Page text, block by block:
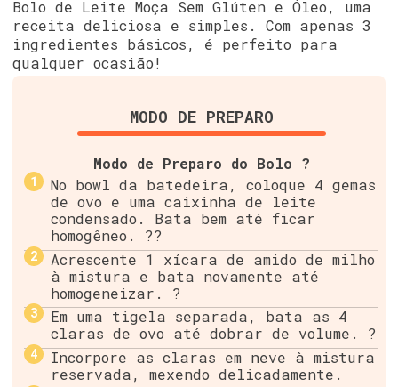
Bolo de Leite Moça Sem Glúten e Óleo, uma
receita deliciosa e simples. Com apenas 3
ingredientes básicos, é perfeito para
qualquer ocasião!
MODO DE PREPARO
Modo de Preparo do Bolo ?
No bowl da batedeira, coloque 4 gemas
de ovo e uma caixinha de leite
condensado. Bata bem até ficar
homogêneo. ??
Acrescente 1 xícara de amido de milho
à mistura e bata novamente até
homogeneizar. ?
Em uma tigela separada, bata as 4
claras de ovo até dobrar de volume. ?
Incorpore as claras em neve à mistura
reservada, mexendo delicadamente.